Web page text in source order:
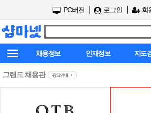
PC버전 로그인 회
채용정보 인재정보 지도
그랜드 채용관 광고안내